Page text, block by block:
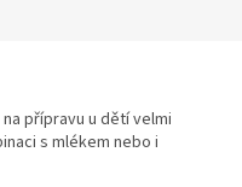
přípravu u dětí velmi
s mlékem nebo i